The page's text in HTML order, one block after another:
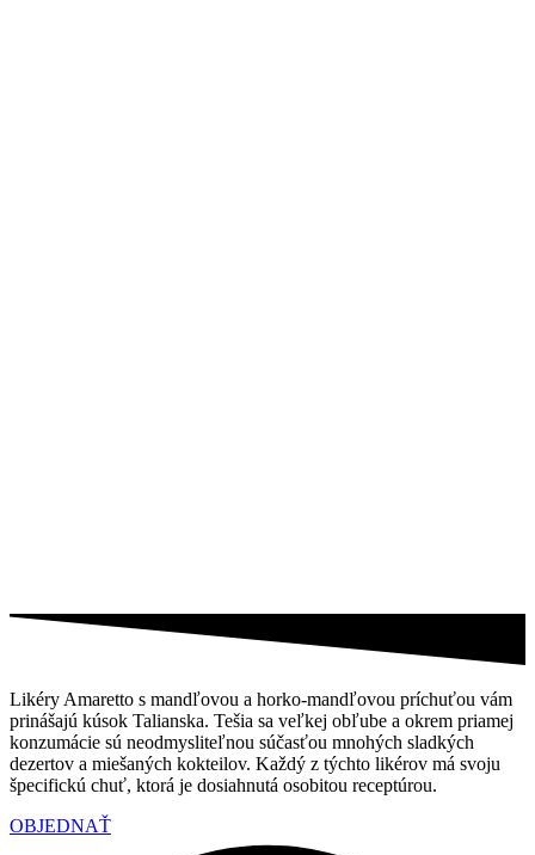
Likéry Amaretto s mandľovou a horko-mandľovou príchuťou vám
prinášajú kúsok Talianska. Tešia sa veľkej obľube a okrem priamej
konzumácie sú neodmysliteľnou súčasťou mnohých sladkých
dezertov a miešaných kokteilov. Každý z týchto likérov má svoju
špecifickú chuť, ktorá je dosiahnutá osobitou receptúrou.
OBJEDNAŤ